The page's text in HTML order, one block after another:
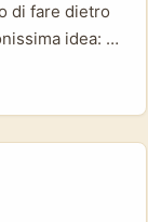
di fare dietro
idea: il
outreach